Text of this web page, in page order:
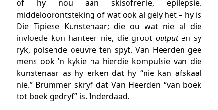
of hy nou aan skisofrenie, epilepsie,
middeloorontsteking of wat ook al gely het – hy is
Die Tipiese Kunstenaar; die ou wat nie al die
invloede kon hanteer nie, die groot outputen sy
ryk, polsende oeuvre ten spyt. Van Heerden gee
mens ook ’n kykie na hierdie kompulsie van die
kunstenaar as hy erken dat hy “nie kan afskaal
nie.” Brümmer skryf dat Van Heerden “van boek
tot boek gedryf” is. Inderdaad.